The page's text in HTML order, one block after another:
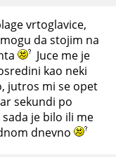
vrtoglavice,
da stojim na
Juce me je
kao neki
jutros mi se opet
sekundi po
je bilo ili me
dnevno